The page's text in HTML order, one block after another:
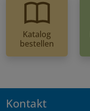
Katalog
bestellen
Kontakt